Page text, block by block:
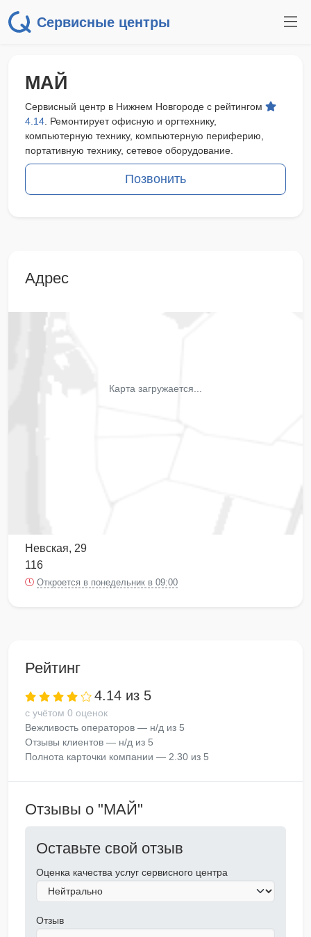
Сервисные центры
МАЙ
Сервисный центр в Нижнем Новгороде с рейтингом
4.14 . Ремонтирует офисную и оргтехнику,
компьютерную технику, компьютерную периферию,
портативную технику, сетевое оборудование.
Позвонить
Адрес
Карта загружается...
Невская, 29
116
Откроется в понедельник в 09:00
Рейтинг
4.14 из 5
с учётом 0 оценок
Вежливость операторов — н/д из 5
Отзывы клиентов — н/д из 5
Полнота карточки компании — 2.30 из 5
Отзывы о "МАЙ"
Оставьте свой отзыв
Оценка качества услуг сервисного центра
Отзыв